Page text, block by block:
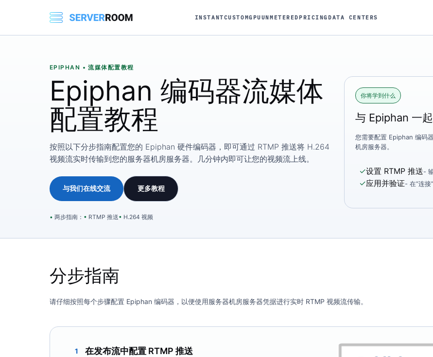
INSTANTCUSTOMGPUUNMETERED PRICING DATA CENTERS
EPIPHAN • 流媒体配置教程
Epiphan 编码器流媒体
配置教程
按照以下分步指南配置您的 Epiphan 硬件编码器，即可通过 RTMP 推送将 H.264
视频流实时传输到您的服务器机房服务器。几分钟内即可让您的视频流上线。
与我们在线交流 更多教程
两步指南： RTMP 推送 H.264 视频
你将学到什么
与 Epiphan 一
您需要配置 Epiphan 编码
机房服务器。
✓设置 RTMP 推送-
✓应用并验证- 在“连接
分步指南
请仔细按照每个步骤配置 Epiphan 编码器，以便使用服务器机房服务器凭据进行实时 RTMP 视频流传输。
1 在发布流中配置 RTMP 推送